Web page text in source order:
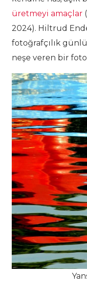
üretmeyi amaçlar
2024). Hiltrud
fotoğrafçılık
neşe veren bir